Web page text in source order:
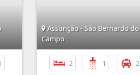
Assunção - São Bernardo do
Campo
2 1 2